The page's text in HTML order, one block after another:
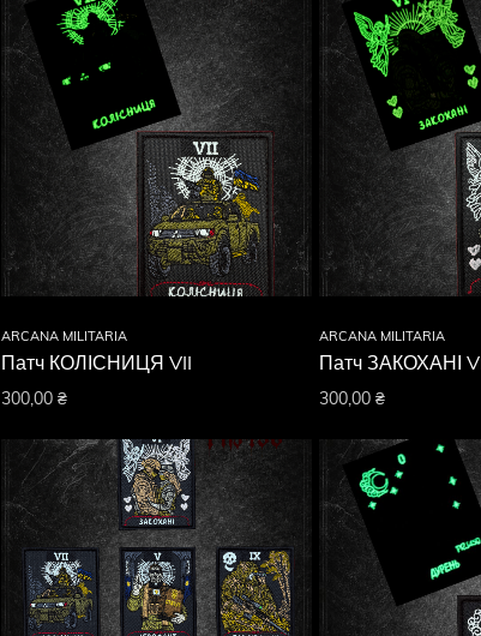
ARCANA MILITARIA
Патч КОЛІСНИЦЯ VII
300,00 ₴
ARCANA MILITARIA
Патч ЗАКОХАНІ VI
300,00₴